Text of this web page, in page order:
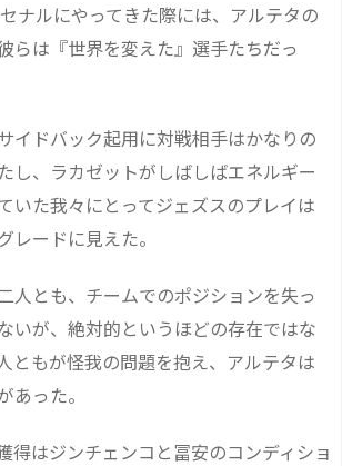
ナルにやってきた際には、アルテタの
らは『世界を変えた』選手たちだっ
イドバック起用に対戦相手はかなりの
し、ラカゼットがしばしばエネルギー
いた我々にとってジェズスのプレイは
レードに見えた。
人とも、チームでのポジションを失っ
いが、絶対的というほどの存在ではな
ともが怪我の問題を抱え、アルテタは
あった。
得はジンチェンコと冨安のコンディショ